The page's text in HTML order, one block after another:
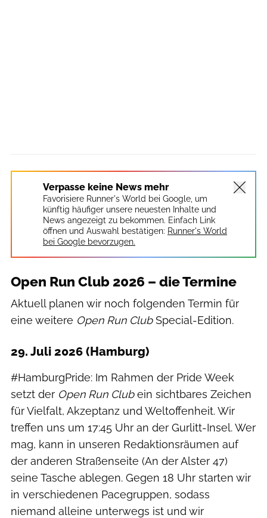
Verpasse keine News mehr
Favorisiere Runner's World bei Google, um
künftig häufiger unsere neuesten Inhalte und
News angezeigt zu bekommen. Einfach Link
öffnen und Auswahl bestätigen: Runner's World
bei Google bevorzugen.
Open Run Club 2026 – die Termine
Aktuell planen wir noch folgenden Termin für
eine weitere Open Run ClubSpecial-Edition.
29. Juli 2026 (Hamburg)
#HamburgPride: Im Rahmen der Pride Week
setzt der Open Run Clubein sichtbares Zeichen
für Vielfalt, Akzeptanz und Weltoffenheit. Wir
treffen uns um 17:45 Uhr an der Gurlitt-Insel. Wer
mag, kann in unseren Redaktionsräumen auf
der anderen Straßenseite (An der Alster 47)
seine Tasche ablegen. Gegen 18 Uhr starten wir
in verschiedenen Pacegruppen, sodass
niemand alleine unterwegs ist und wir